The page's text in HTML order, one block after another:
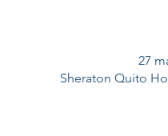
27
Sheraton Quito